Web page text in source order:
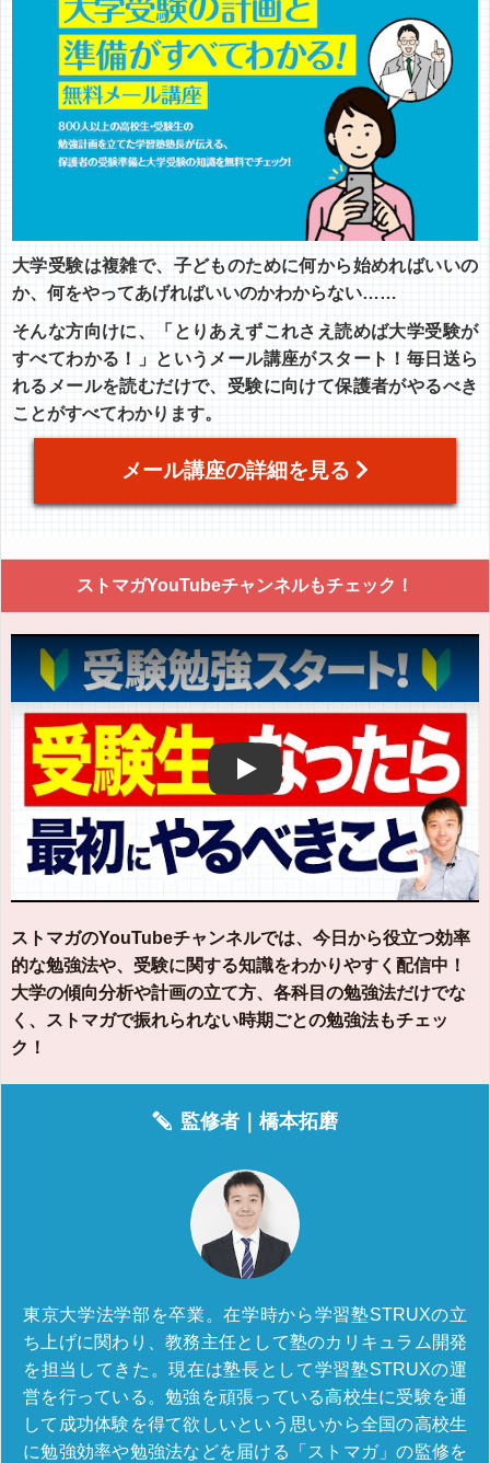
大学受験は複雑で、子どものために何から始めればいいの
か、何をやってあげればいいのかわからない……
そんな方向けに、「とりあえずこれさえ読めば大学受験が
すべてわかる！」というメール講座がスタート！毎日送ら
れるメールを読むだけで、受験に向けて保護者がやるべき
ことがすべてわかります。
メール講座の詳細を見る
ストマガYouTubeチャンネルもチェック！
Play
ストマガのYouTubeチャンネルでは、今日から役立つ効率
的な勉強法や、受験に関する知識をわかりやすく配信中！
大学の傾向分析や計画の立て方、各科目の勉強法だけでな
く、ストマガで振れられない時期ごとの勉強法もチェッ
ク！
監修者｜橋本拓磨
東京大学法学部を卒業。在学時から学習塾STRUXの立
ち上げに関わり、教務主任として塾のカリキュラム開発
を担当してきた。現在は塾長として学習塾STRUXの運
営を行っている。勉強を頑張っている高校生に受験を通
して成功体験を得て欲しいという思いから全国の高校生
に勉強効率や勉強法などを届ける「ストマガ」の監修を